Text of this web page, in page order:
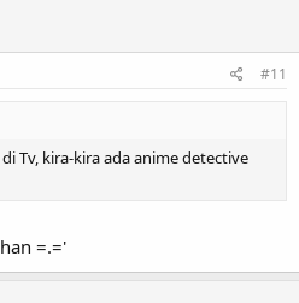
#11
Tv, kira-kira ada anime detective
=.='